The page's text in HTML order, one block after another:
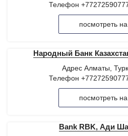
Телефон
посмотреть
Народный Банк
Адрес Алматы,
Телефон
посмотреть
Bank RBK, Ади